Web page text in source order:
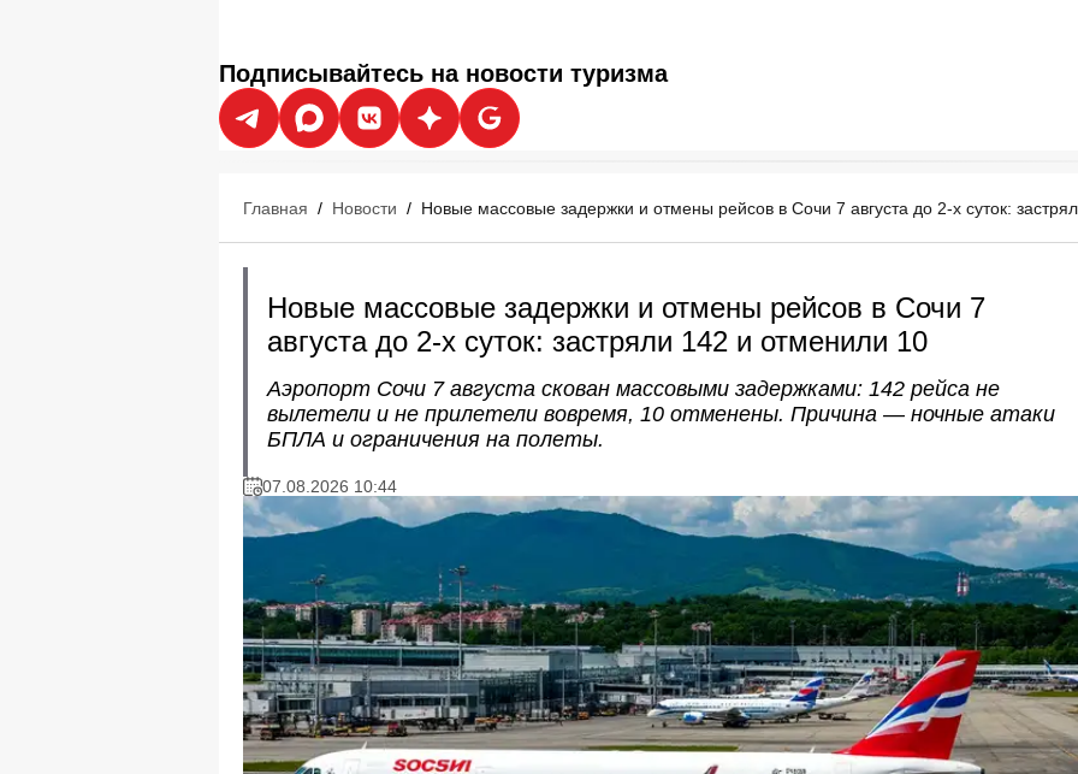
Подписывайтесь на новости туризма
Главная / Новости / Новые массовые задержки и отмены рейсов в Сочи 7 августа до 2-х суток:
Новые массовые задержки и отмены рейсов в Сочи 7
августа до 2-х суток: застряли 142 и отменили 10
Аэропорт Сочи 7 августа скован массовыми задержками: 142 рейса не
вылетели и не прилетели вовремя, 10 отменены. Причина — ночные атаки
БПЛА и ограничения на полеты.
07.08.2026 10:44